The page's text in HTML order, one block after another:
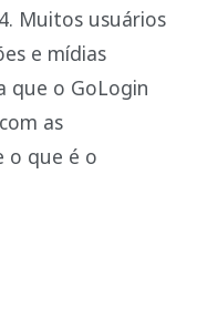
Muitos usuários
e mídias
que o GoLogin
as
o que é o